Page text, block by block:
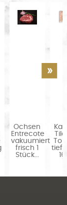
Ochsen
Entrecote
vakuumiert
frisch 1
Stück...